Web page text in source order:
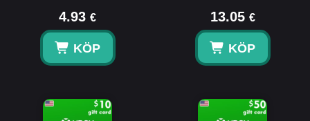
4.93 €
KÖP
13.05 €
KÖP